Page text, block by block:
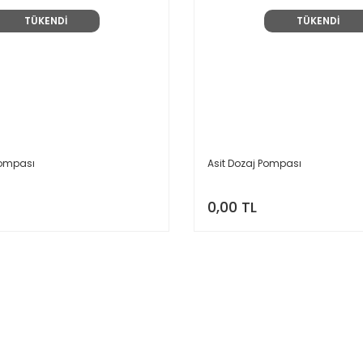
TÜKENDİ TÜKENDİ
Asit Dozaj Pompası
0,00 TL